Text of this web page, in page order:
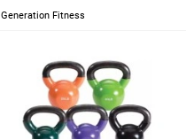
Generation Fitness